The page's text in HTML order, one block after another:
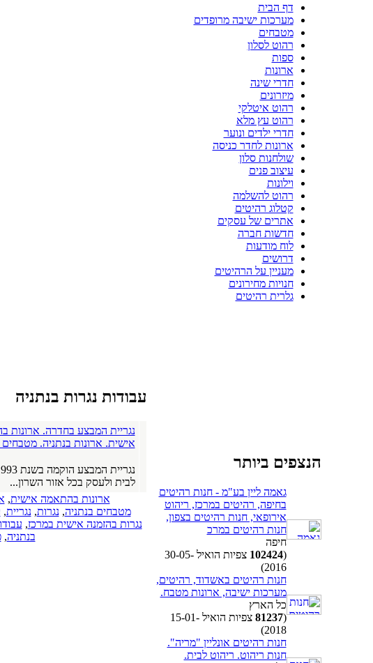
דף הבית
מערכות ישיבה מרופדים
מטבחים
רהוט לסלון
ספות
ארונות
חדרי שינה
מיזרונים
רהוט איטלקי
רהוט עץ מלא
חדרי ילדים ונוער
ארונות לחדר כניסה
שולחנות סלון
עיצוב פנים
וילונות
רהוט להשלמה
קטלוג רהיטים
אתרים של עסקים
חדשות חברה
לוח מודעות
דרושים
מעניין על הרהיטים
חנויות מחירונים
גלרית רהיטים
הנצפים ביותר
גאמה ליין בע"מ - חנות רהיטים
בחיפה, רהיטים במרכז, ריהוט
אירופאי, חנות רהיטים בצפון,
חנות רהיטים במרכ
חיפה
(
102424
צפיות הואיל 30-05-
2016)
חנות רהיטים באשדוד, רהיטים,
מערכות ישיבה, ארונות מטבח.
כל הארץ
(
81237
צפיות הואיל 15-01-
2018)
חנות רהיטים אונליין "מריה".
חנות ריהוט. ריהוט לבית.
עבודות נגרות בנתניה
נגריית המבצע בחדרה.
אישית. ארונות בנתניה. מטבחים
לבית ולעסק בכל אזור השרון...
ארונות בהתאמה אישית,
מטבחים בנתניה,נגרות,נגריית,
נגרות בהזמנה אישית במרכז,
בנתניה,